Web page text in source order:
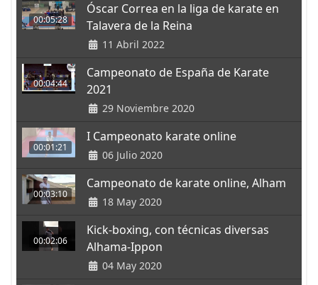
00:05:28
Óscar Correa en la liga de karate en
Talavera de la Reina
11 Abril 2022
00:04:44
Campeonato de España de Karate
2021
29 Noviembre 2020
00:01:21
I Campeonato karate online
06 Julio 2020
00:03:10
Campeonato de karate online, Alham
18 May 2020
00:02:06
Kick-boxing, con técnicas diversas
Alhama-Ippon
04 May 2020